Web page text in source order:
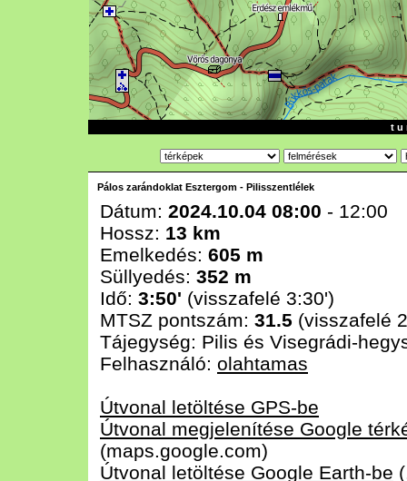
t u
Pálos zarándoklat Esztergom - Pilisszentlélek
Dátum: 2024.10.04 08:00 - 12:00
Hossz: 13 km
Emelkedés: 605 m
Süllyedés: 352 m
Idő: 3:50' (visszafelé 3:30')
MTSZ pontszám: 31.5 (visszafelé
Tájegység: Pilis és Visegrádi-
Felhasználó: olahtamas
Útvonal letöltése GPS-be
Útvonal megjelenítése Google
(maps.google.com)
Útvonal letöltése Google Earth-be